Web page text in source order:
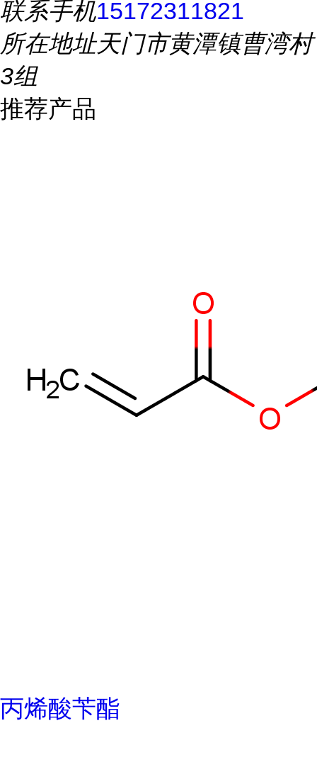
联系手机15172311821
所在地址天门市黄潭镇曹湾村
3组
推荐产品
丙烯酸苄酯